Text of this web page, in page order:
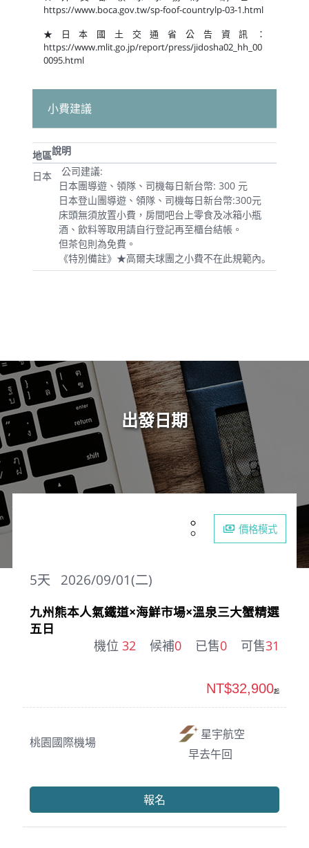
https://www.boca.gov.tw/sp-foof-countrylp-03-1.html
★日本國土交通省公告資訊：
https://www.mlit.go.jp/report/press/jidosha02_hh_00
0095.html
小費建議
地區說明
日本
公司建議:
日本團導遊、領隊、司機每日新台幣: 300 元
日本登山團導遊、領隊、司機每日新台幣:300元
床頭無須放置小費，房間吧台上零食及冰箱小瓶
酒、飲料等取用請自行登記再至櫃台結帳。
但茶包則為免費。
《特別備註》★高爾夫球團之小費不在此規範內｡
出發日期
價格模式
2026/09/01(二)
5天
九州熊本人氣鐵道×海鮮市場×溫泉三大蟹精選
五日
機位 32 候補0 已售0 可售31
桃園國際機場
星宇航空
早去午回
NT$32,900起
報名